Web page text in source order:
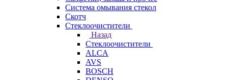
Система омывания стекол
Скотч
Стеклоочистители
Назад
Стеклоочистители
ALCA
AVS
BOSCH